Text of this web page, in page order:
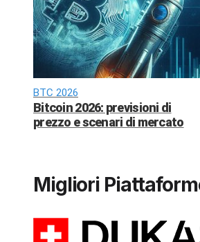
BTC 2026
Bitcoin 2026: previsioni di
prezzo e scenari di mercato
Migliori